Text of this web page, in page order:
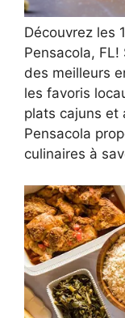
Découvrez les
Pensacola,
des meilleurs
les favoris
plats cajuns et
Pensacola
culinaires à